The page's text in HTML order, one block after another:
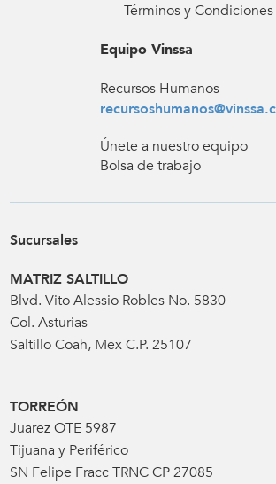
Términos y Condiciones
Equipo Vinssa
Recursos Humanos
Únete a nuestro equipo
Bolsa de trabajo
Sucursales
MATRIZ SALTILLO
Blvd. Vito Alessio Robles No. 5830
Col. Asturias
Saltillo Coah, Mex C.P. 25107
TORREÓN
Juarez OTE 5987
Tijuana y Periférico
SN Felipe Fracc TRNC CP 27085